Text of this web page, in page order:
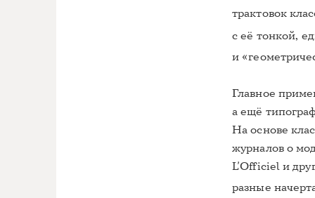
трактовок
с её тонкой,
и
Главное
а ещё
На основе
журналов о
L’Officiel и
разные